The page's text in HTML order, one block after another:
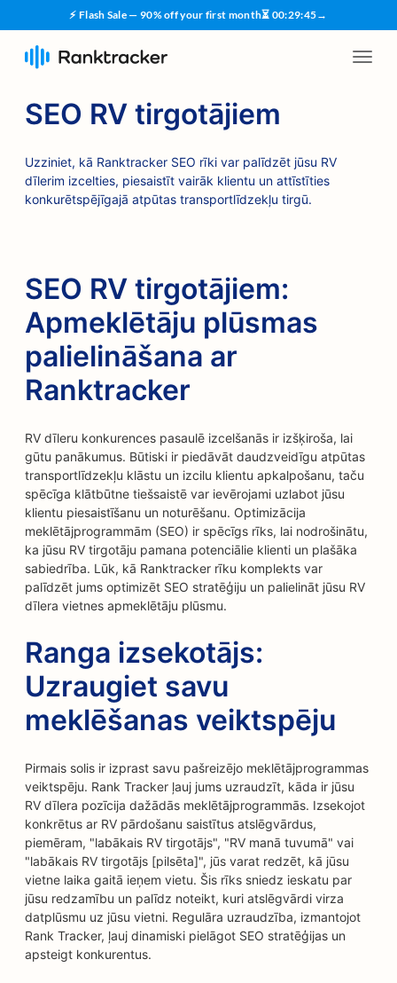
⚡ Flash Sale — 90% off your first month⏳ 00:29:45→
SEO RV tirgotājiem
Uzziniet, kā Ranktracker SEO rīki var palīdzēt jūsu RV
dīlerim izcelties, piesaistīt vairāk klientu un attīstīties
konkurētspējīgajā atpūtas transportlīdzekļu tirgū.
SEO RV tirgotājiem:
Apmeklētāju plūsmas
palielināšana ar
Ranktracker
RV dīleru konkurences pasaulē izcelšanās ir izšķiroša, lai
gūtu panākumus. Būtiski ir piedāvāt daudzveidīgu atpūtas
transportlīdzekļu klāstu un izcilu klientu apkalpošanu, taču
spēcīga klātbūtne tiešsaistē var ievērojami uzlabot jūsu
klientu piesaistīšanu un noturēšanu. Optimizācija
meklētājprogrammām (SEO) ir spēcīgs rīks, lai nodrošinātu,
ka jūsu RV tirgotāju pamana potenciālie klienti un plašāka
sabiedrība. Lūk, kā Ranktracker rīku komplekts var
palīdzēt jums optimizēt SEO stratēģiju un palielināt jūsu RV
dīlera vietnes apmeklētāju plūsmu.
Ranga izsekotājs:
Uzraugiet savu
meklēšanas veiktspēju
Pirmais solis ir izprast savu pašreizējo meklētājprogrammas
veiktspēju. Rank Tracker ļauj jums uzraudzīt, kāda ir jūsu
RV dīlera pozīcija dažādās meklētājprogrammās. Izsekojot
konkrētus ar RV pārdošanu saistītus atslēgvārdus,
piemēram, "labākais RV tirgotājs", "RV manā tuvumā" vai
"labākais RV tirgotājs [pilsēta]", jūs varat redzēt, kā jūsu
vietne laika gaitā ieņem vietu. Šis rīks sniedz ieskatu par
jūsu redzamību un palīdz noteikt, kuri atslēgvārdi virza
datplūsmu uz jūsu vietni. Regulāra uzraudzība, izmantojot
Rank Tracker, ļauj dinamiski pielāgot SEO stratēģijas un
apsteigt konkurentus.